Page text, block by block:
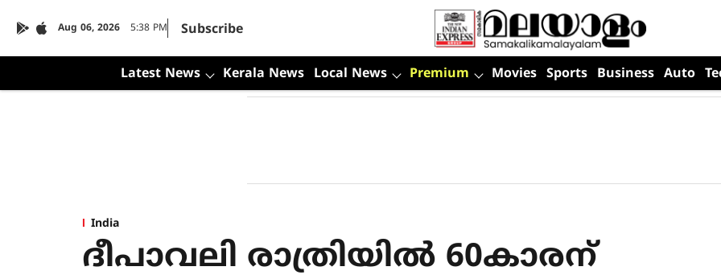
Aug 06, 2026 5:38 PM Subscribe
Latest News Kerala News Local News Premium Movies Sports Business Auto
India
ദീപാവലി രാത്രിയില്‍ 60കാരന്